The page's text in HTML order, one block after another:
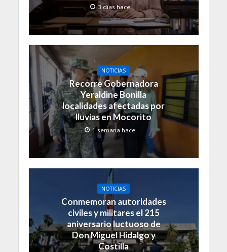
3 días hace
NOTICIAS
Recorre Gobernadora
Yeraldine Bonilla
localidades afectadas por
lluvias en Mocorito
1 semana hace
NOTICIAS
Conmemoran autoridades
civiles y militares el 215
aniversario luctuoso de
Don Miguel Hidalgo y
Costilla